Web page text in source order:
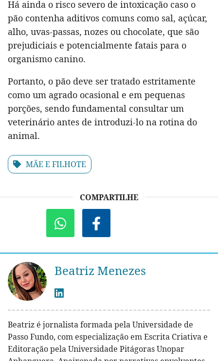
Há ainda o risco severo de intoxicação caso o
pão contenha aditivos comuns como sal, açúcar,
alho, uvas-passas, nozes ou chocolate, que são
prejudiciais e potencialmente fatais para o
organismo canino.
Portanto, o pão deve ser tratado estritamente
como um agrado ocasional e em pequenas
porções, sendo fundamental consultar um
veterinário antes de introduzi-lo na rotina do
animal.
MÃE E FILHOTE
COMPARTILHE
Beatriz Menezes
Beatriz é jornalista formada pela Universidade de
Passo Fundo, com especialização em Escrita Criativa e
Editoração pela Universidade Pitágoras Unopar